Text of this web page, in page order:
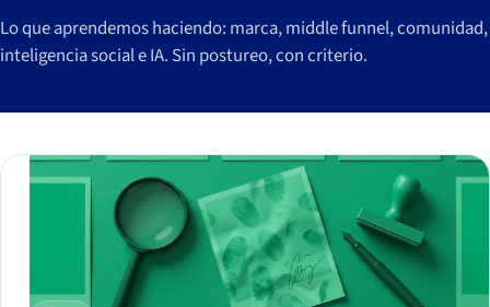
Lo que aprendemos haciendo: marca, middle funnel, comunidad,
inteligencia social e IA. Sin postureo, con criterio.